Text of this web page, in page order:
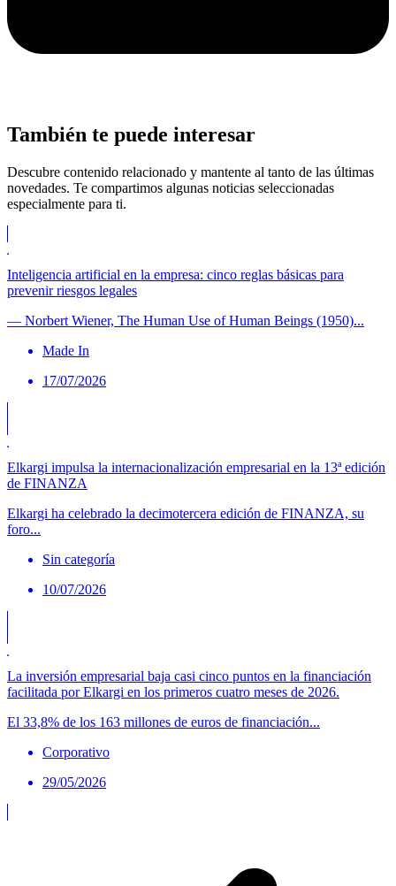
También te puede interesar
Descubre contenido relacionado y mantente al tanto de las últimas
novedades. Te compartimos algunas noticias seleccionadas
especialmente para ti.
Inteligencia artificial en la empresa: cinco reglas básicas para
prevenir riesgos legales
— Norbert Wiener, The Human Use of Human Beings (1950)...
Made In
17/07/2026
Elkargi impulsa la internacionalización empresarial en la 13ª edición
de FINANZA
Elkargi ha celebrado la decimotercera edición de FINANZA, su
foro...
Sin categoría
10/07/2026
La inversión empresarial baja casi cinco puntos en la financiación
facilitada por Elkargi en los primeros cuatro meses de 2026.
El 33,8% de los 163 millones de euros de financiación...
Corporativo
29/05/2026